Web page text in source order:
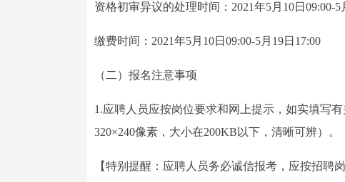
资格初审异议的处理时间：2021年5月10日09:00-5
缴费时间：2021年5月10日09:00-5月19日17:00
（二）报名注意事项
1.应聘人员应按岗位要求和网上提示，如实填写
320×240像素，大小在200KB以下，清晰可辨）。
【特别提醒：应聘人员务必诚信报考，应按招